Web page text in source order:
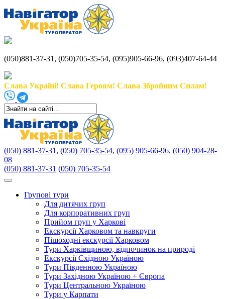
(050)881-37-31, (050)705-35-54, (095)905-66-96, (093)407-64-44
Слава Україні! Слава Героям! Слава Збройним Силам!
(050) 881-37-31, (050) 705-35-54, (095) 905-66-96, (050) 904-28-
08
(050) 881-37-31 (050) 705-35-54
Групові тури
Для дитячих груп
Для корпоративних груп
Прийом груп у Харкові
Екскурсії Харковом та навкруги
Пішоходні екскурсії Харковом
Тури Харківщиною, відпочинок на природі
Екскурсії Східною Україною
Тури Південною Україною
Тури Західною Україною + Європа
Тури Центральною Україною
Тури у Карпати